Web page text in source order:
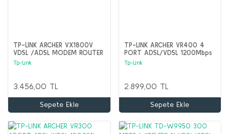
TP-LINK ARCHER VX1800V
VDSL /ADSL MODEM ROUTER
Tp-Link
3.456,00 TL
Sepete Ekle
TP-LINK ARCHER VR400 4
PORT ADSL/VDSL 1200Mbps
MODEM/ROUTER
Tp-Link
2.899,00 TL
Sepete Ekle